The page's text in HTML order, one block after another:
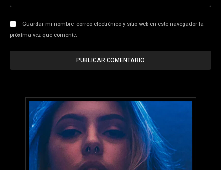
Guardar mi nombre, correo electrónico y sitio web en este navegador la
próxima vez que comente.